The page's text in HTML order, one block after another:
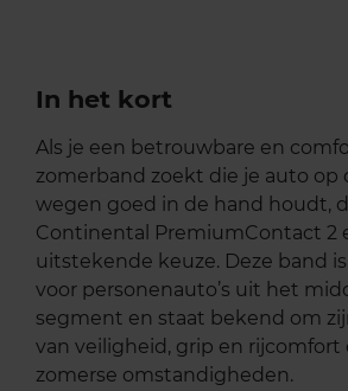
In het kort
Als je een betrouwbare en
zomerband zoekt die je auto op
wegen goed in de hand houdt,
Continental PremiumContact 2
uitstekende keuze. Deze band
voor personenauto’s uit het
segment en staat bekend om
van veiligheid, grip en rijcomfort
zomerse omstandigheden.